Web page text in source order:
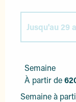
Du5 avril
Jusqu'au 29
Semaine
À partir de
Semaine à